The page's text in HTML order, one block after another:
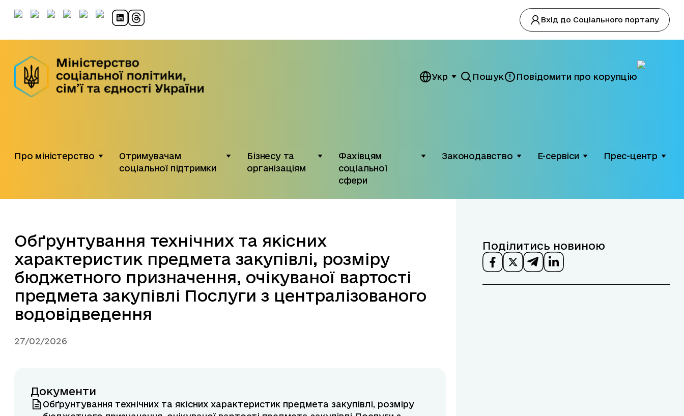
Вхід до Соціального порталу
Укр Пошук Повідомити про корупцію
Про міністерство
Отримувачам
соціальної підтримки
Бізнесу та
організаціям
Фахівцям
соціальної
сфери
Законодавство Е-сервіси Прес-центр
Обґрунтування технічних та якісних
характеристик предмета закупівлі, розміру
бюджетного призначення, очікуваної вартості
предмета закупівлі Послуги з централізованого
водовідведення
27/02/2026
Документи
Обґрунтування технічних та якісних характеристик предмета закупівлі, розміру
Поділитись новиною